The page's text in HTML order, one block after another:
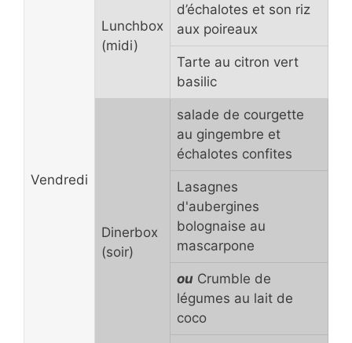
Vendredi
Lunchbox
(midi)
d’échalotes et son riz
aux poireaux
Tarte au citron vert
basilic
Dinerbox
(soir)
salade de courgette
au gingembre et
échalotes confites
Lasagnes
d'aubergines
bolognaise au
mascarpone
ou Crumble de
légumes au lait de
coco